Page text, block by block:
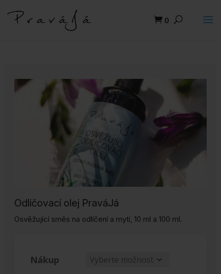
0
Odličovací olej PraváJá
Osvěžující směs na odlíčení a mytí, 10 ml a 100 ml.
Nákup